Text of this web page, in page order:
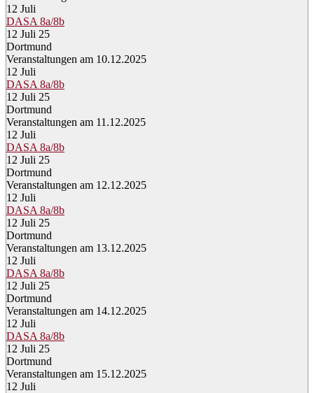
12 Juli
DASA 8a/8b
12 Juli 25
Dortmund
Veranstaltungen am 10.12.2025
12 Juli
DASA 8a/8b
12 Juli 25
Dortmund
Veranstaltungen am 11.12.2025
12 Juli
DASA 8a/8b
12 Juli 25
Dortmund
Veranstaltungen am 12.12.2025
12 Juli
DASA 8a/8b
12 Juli 25
Dortmund
Veranstaltungen am 13.12.2025
12 Juli
DASA 8a/8b
12 Juli 25
Dortmund
Veranstaltungen am 14.12.2025
12 Juli
DASA 8a/8b
12 Juli 25
Dortmund
Veranstaltungen am 15.12.2025
12 Juli